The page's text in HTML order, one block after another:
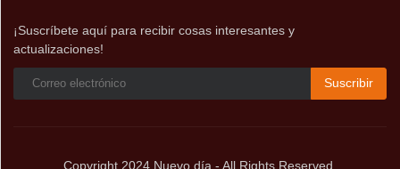
¡Suscríbete aquí para recibir cosas interesantes y
actualizaciones!
Suscribir
Copyright 2024 Nuevo día - All Rights Reserved.